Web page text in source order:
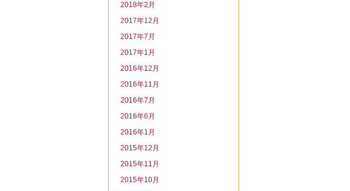
2018年2月
2017年12月
2017年7月
2017年1月
2016年12月
2016年11月
2016年7月
2016年6月
2016年1月
2015年12月
2015年11月
2015年10月